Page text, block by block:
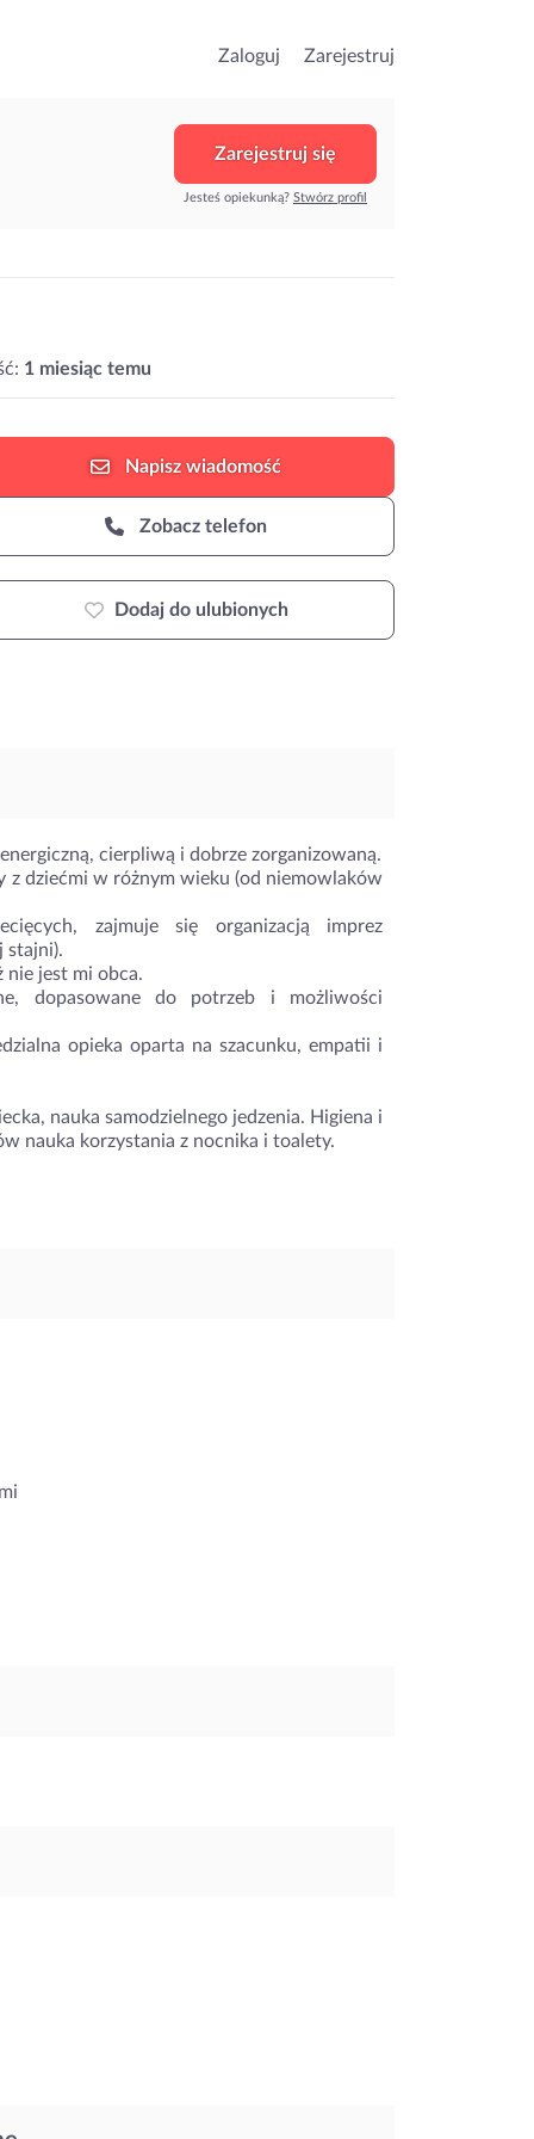
Zaloguj Zarejestruj
Zarejestruj się
Jesteś opiekunką? Stwórz profil
1 miesiąc temu
Napisz wiadomość
Zobacz telefon
Dodaj do ulubionych
cierpliwą i dobrze zorganizowaną.
z dziećmi w różnym wieku (od niemowlaków
zajmuje się organizacją imprez
stajni).
nie jest mi obca.
dopasowane do potrzeb i możliwości
opieka oparta na szacunku, empatii i
nauka samodzielnego jedzenia. Higiena i
nauka korzystania z nocnika i toalety.